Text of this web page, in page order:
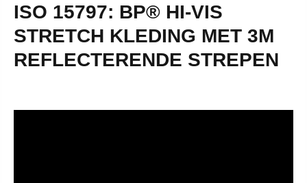
ISO 15797: BP® HI-VIS
STRETCH KLEDING MET 3M
REFLECTERENDE STREPEN